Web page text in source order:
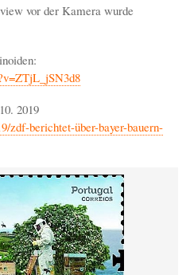
vor der Kamera wurde
2019
zdf-berichtet-über-bayer-bauern-